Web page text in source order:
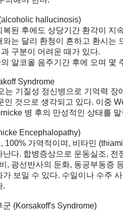
hallucinosis)
복된 후에도 상당기간 환각이 지
와는 달리 환청이 흔하고 환시는
구분이 어려운 때가 있다.
알코올 음주기간 후에 오며 몇
Syndrome
는 기질성 정신병으로 기억력 장
인 것으로 생각되고 있다. 이중
병 후의 만성적인 상태를 말
Encephalopathy)
100% 가역적이며, 비타민
난다. 합병증상으로 운동실조,
, 광선반사의 둔화, 동공부동증
가 보일 수 있다. 수일이나 수주
.
(Korsakoff's Syndrome)